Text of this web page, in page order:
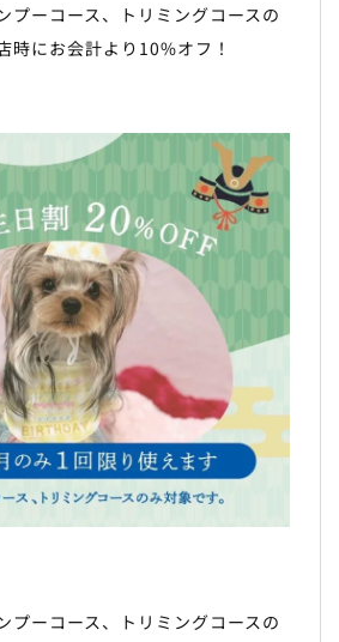
プーコース、トリミングコースの
時にお会計より10%オフ！
プーコース、トリミングコースの